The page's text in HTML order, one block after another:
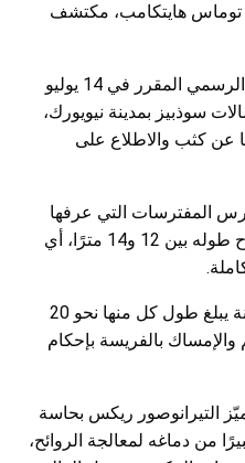
توماس هايتكامب، مكتشف
وقبل إيقاع المطرقة في المزاد الرسمي المقرر في 14 يوليو
سوذبيز بمدينة نيويورك،
عن كثب والاطلاع على
المفترسات التي عرفها
الكوكب على مر العصور، إذ راوح طوله بين 12 و14 مترًا، أي
وامتلك هذا الضخم 60 سنًا مسننة يبلغ طول كل منها نحو 20
بالفريسة بإحكام
التيرانوصور ريكس بحاسة
من دماغه لمعالجة الروائح،